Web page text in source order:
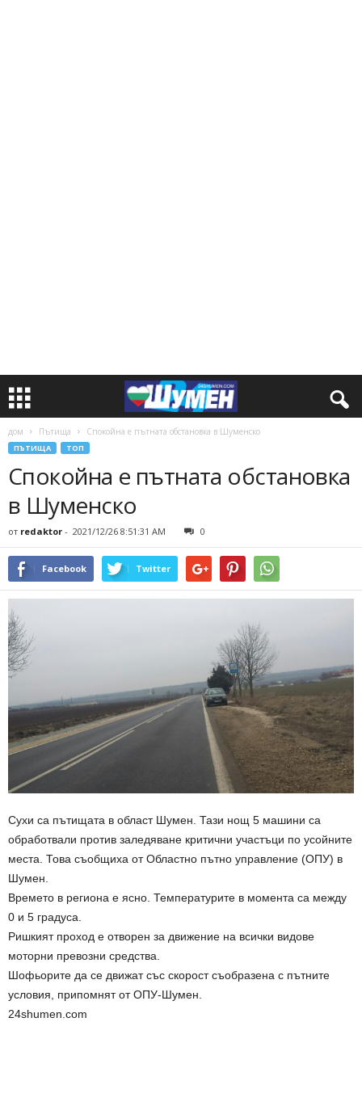
дом Пътища Спокойна е пътната обстановка в Шуменско
ПЪТИЩА ТОП
Спокойна е пътната обстановка
в Шуменско
от redaktor - 2021/12/26 8:51:31 AM 0
Facebook Twitter
Сухи са пътищата в област Шумен. Тази нощ 5 машини са
обработвали против заледяване критични участъци по усойните
места. Това съобщиха от Областно пътно управление (ОПУ) в
Шумен.
Времето в региона е ясно. Температурите в момента са между
0 и 5 градуса.
Ришкият проход е отворен за движение на всички видове
моторни превозни средства.
Шофьорите да се движат със скорост съобразена с пътните
условия, припомнят от ОПУ-Шумен.
24shumen.com